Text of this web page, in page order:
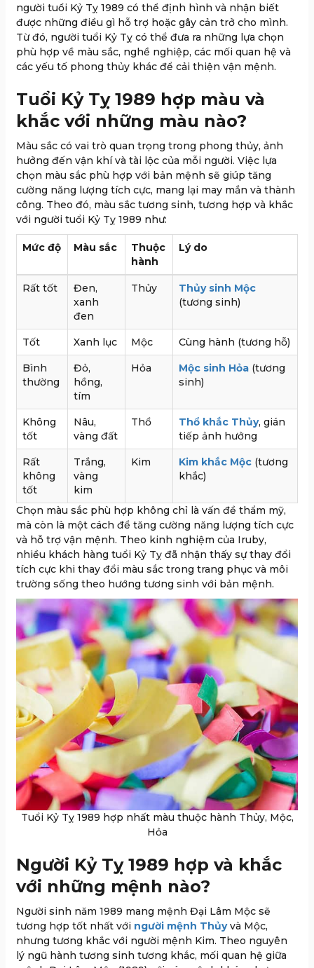
người tuổi Kỷ Tỵ 1989 có thể định hình và nhận biết
được những điều gì hỗ trợ hoặc gây cản trở cho mình.
Từ đó, người tuổi Kỷ Tỵ có thể đưa ra những lựa chọn
phù hợp về màu sắc, nghề nghiệp, các mối quan hệ và
các yếu tố phong thủy khác để cải thiện vận mệnh.
Tuổi Kỷ Tỵ 1989 hợp màu và
khắc với những màu nào?
Màu sắc có vai trò quan trọng trong phong thủy, ảnh
hưởng đến vận khí và tài lộc của mỗi người. Việc lựa
chọn màu sắc phù hợp với bản mệnh sẽ giúp tăng
cường năng lượng tích cực, mang lại may mắn và thành
công. Theo đó, màu sắc tương sinh, tương hợp và khắc
với người tuổi Kỷ Tỵ 1989 như:
Mức độ Màu sắc
Thuộc
hành
Lý do
Rất tốt
Đen,
xanh
đen
Thủy
Thủy sinh Mộc
(tương sinh)
Tốt Xanh lục Mộc Cùng hành (tương hỗ)
Bình
thường
Đỏ,
hồng,
tím
Hỏa Mộc sinh Hỏa (tương
sinh)
Không
tốt
Nâu,
vàng đất
Thổ Thổ khắc Thủy, gián
tiếp ảnh hưởng
Rất
không
tốt
Trắng,
vàng
kim
Kim Kim khắc Mộc (tương
khắc)
Chọn màu sắc phù hợp không chỉ là vấn đề thẩm mỹ,
mà còn là một cách để tăng cường năng lượng tích cực
và hỗ trợ vận mệnh. Theo kinh nghiệm của Iruby,
nhiều khách hàng tuổi Kỷ Tỵ đã nhận thấy sự thay đổi
tích cực khi thay đổi màu sắc trong trang phục và môi
trường sống theo hướng tương sinh với bản mệnh.
Tuổi Kỷ Tỵ 1989 hợp nhất màu thuộc hành Thủy, Mộc,
Hỏa
Người Kỷ Tỵ 1989 hợp và khắc
với những mệnh nào?
Người sinh năm 1989 mang mệnh Đại Lâm Mộc sẽ
tương hợp tốt nhất với người mệnh Thủyvà Mộc,
nhưng tương khắc với người mệnh Kim. Theo nguyên
lý ngũ hành tương sinh tương khắc, mối quan hệ giữa